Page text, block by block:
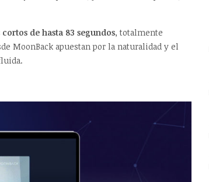
de hasta 83 segundos, totalmente
MoonBack apuestan por la naturalidad y el